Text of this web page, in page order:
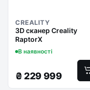
CREALITY
3D сканер Creality
RaptorX
В наявності
₴ 229 999